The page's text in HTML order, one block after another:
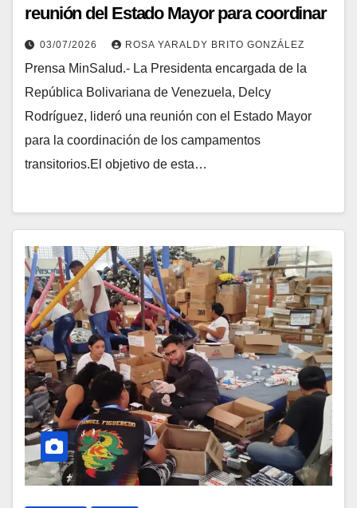
reunión del Estado Mayor para coordinar
campamentos transitorios
03/07/2026 ROSA YARALDY BRITO GONZÁLEZ
Prensa MinSalud.- La Presidenta encargada de la
República Bolivariana de Venezuela, Delcy
Rodríguez, lideró una reunión con el Estado Mayor
para la coordinación de los campamentos
transitorios.El objetivo de esta…